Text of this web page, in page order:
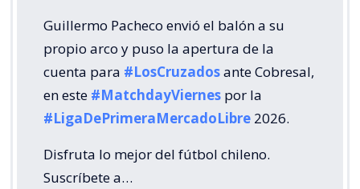
Guillermo Pacheco envió el balón a su
propio arco y puso la apertura de la
cuenta para #LosCruzadosante Cobresal,
en este #MatchdayViernes por la
#LigaDePrimeraMercadoLibre 2026.
Disfruta lo mejor del fútbol chileno.
Suscríbete a…